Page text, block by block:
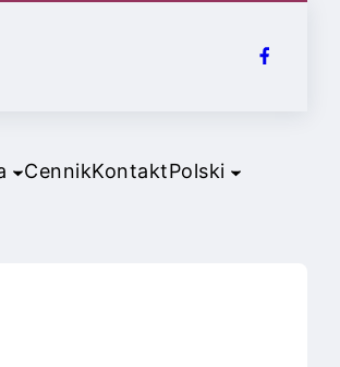
CennikKontaktPolski